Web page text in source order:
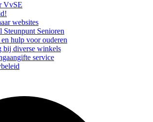
VvSE
websites
Steunpunt Senioren
hulp voor ouderen
bij diverse winkels
service